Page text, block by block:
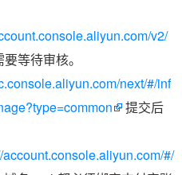
v2/
等待审核。
next/#/inf
提交后
account.console.aliyun.com/#/